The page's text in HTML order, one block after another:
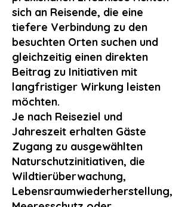
sich an Reisende, die eine
tiefere Verbindung zu den
besuchten Orten suchen und
gleichzeitig einen direkten
Beitrag zu Initiativen mit
langfristiger Wirkung leisten
möchten.
Je nach Reiseziel und
Jahreszeit erhalten Gäste
Zugang zu ausgewählten
Naturschutzinitiativen, die
Wildtierüberwachung,
Lebensraumwiederherstellung,